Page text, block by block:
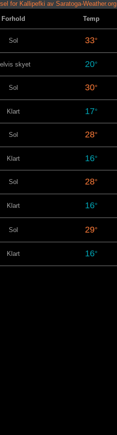
for Kallipefki av Saratoga-Weather.org
Forhold Temp
Sol 33°
skyet 20°
Sol 30°
Klart 17°
Sol 28°
Klart 16°
Sol 28°
Klart 16°
Sol 29°
Klart 16°